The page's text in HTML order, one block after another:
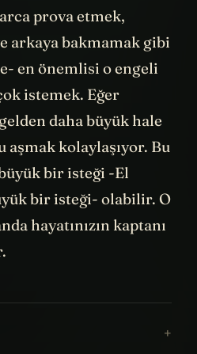
prova etmek,
arkaya bakmamak gibi
en önemlisi o engeli
istemek. Eğer
daha büyük hale
kolaylaşıyor. Bu
bir isteği -El
bir isteği- olabilir. O
hayatınızın kaptanı